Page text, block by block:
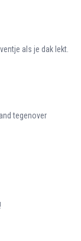
als je dak lekt.
tegenover